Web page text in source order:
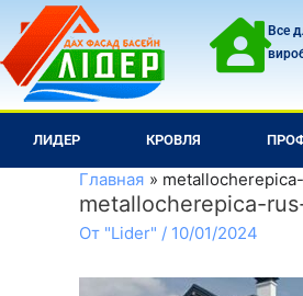
Перейти
содержимому
Все
ЛИДЕР КРОВЛЯ
Главная
metallocherepica-
От "Lider" / 10/01/2024